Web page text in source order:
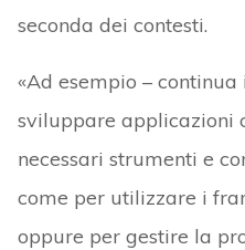
seconda dei contesti.
«Ad esempio –
sviluppare applicazioni
necessari strumenti e
come per utilizzare i
oppure per gestire la